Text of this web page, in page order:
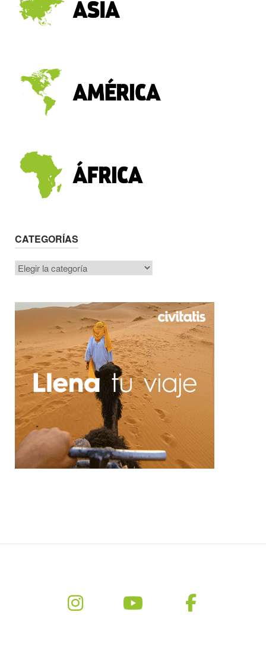
CATEGORÍAS
Categorías